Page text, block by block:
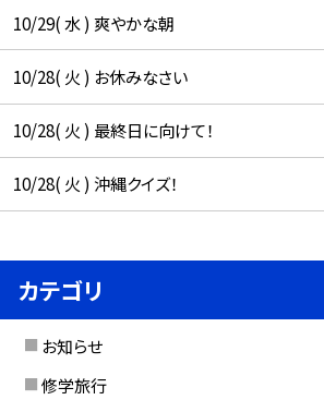
10/29( 水 ) 爽やかな朝
10/28( 火 ) お休みなさい
10/28( 火 ) 最終日に向けて！
10/28( 火 ) 沖縄クイズ！
カテゴリ
お知らせ
修学旅行